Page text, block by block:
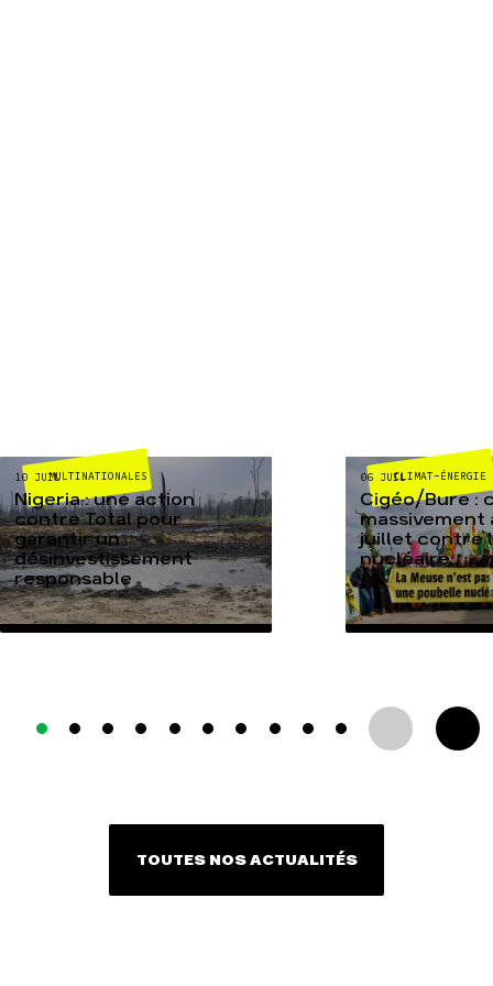
MULTINATIONALES
10 JUIL
Nigeria : une action
contre Total pour
garantir un
désinvestissement
responsable
CLIMAT-ÉNERGIE
06 JUIL
Cigéo/Bure :
massivement
juillet contre
nucléaire
TOUTES NOS ACTUALITÉS